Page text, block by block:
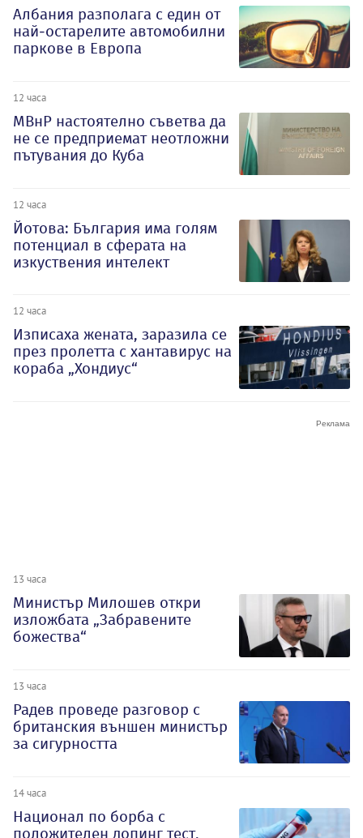
Албания разполага с един от
най-остарелите автомобилни
паркове в Европа
12 часа
МВнР настоятелно съветва да
не се предприемат неотложни
пътувания до Куба
12 часа
Йотова: България има голям
потенциал в сферата на
изкуствения интелект
12 часа
Изписаха жената, заразила се
през пролетта с хантавирус на
кораба „Хондиус“
13 часа
Министър Милошев откри
изложбата „Забравените
божества“
13 часа
Радев проведе разговор с
британския външен министър
за сигурността
14 часа
Национал по борба с
положителен допинг тест,